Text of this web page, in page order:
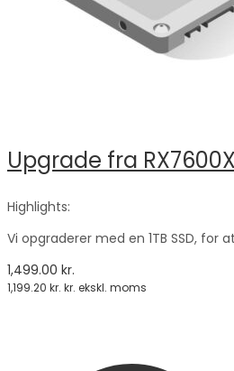
Upgrade fra
Highlights:
Vi opgraderer med en 1TB SSD, for
1,499.00 kr.
1,199.20 kr. kr. ekskl. moms